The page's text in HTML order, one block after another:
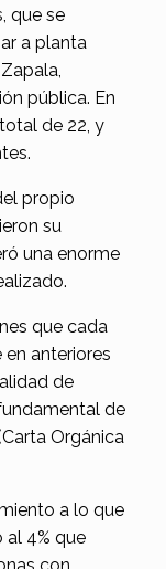
que se
a planta
pública. En
de 22, y
propio
su
una enorme
que cada
en anteriores
de
de
Orgánica
a lo que
al 4% que